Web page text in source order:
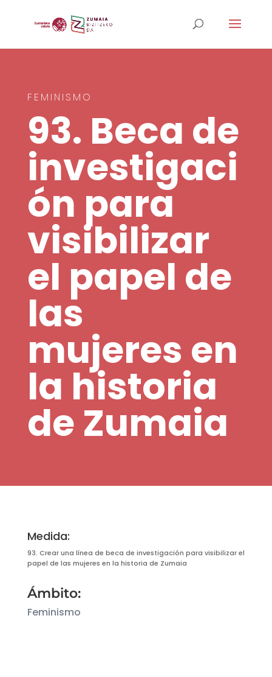
FEMINISMO
93. Beca de
investigaci
ón para
visibilizar
el papel de
las
mujeres en
la historia
de Zumaia
Medida:
93. Crear una línea de beca de investigación para visibilizar el
papel de las mujeres en la historia de Zumaia
Ámbito:
Feminismo